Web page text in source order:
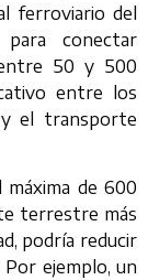
ferroviario del
conectar
50 y 500
entre los
y el transporte
de 600
terrestre más
podría reducir
ejemplo, un